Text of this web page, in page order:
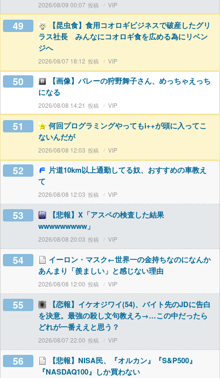
2026/08/09 00:07 VIP
49
【昆虫食】食用コオロギビジネスで破産したグリ
ラス社長 みんなにコオロギ食を広める為にリベン
ジへ
2026/08/07 18:12 VIP
50
【画像】バレーの狩野舞子さん、めっちゃえっち
になる
2026/08/08 14:21 VIP
51
何回プログラミングやってもi++が頭に入ってこ
ないんだが
2026/08/08 12:03 VIP
52
片道10km以上通勤してる奴、おすすめの車教え
て
2026/08/08 12:03 VIP
53
【悲報】X「アスペの検査した結果
wwwwwwwww」
2026/08/08 20:03 VIP
54
イーロン・マスク←世界一の金持ちなのになんか
あんまり「羨ましい」と感じない理由
2026/08/08 12:00 VIP
55
【恋報】イケオジワイ(54)、バイト先のJDに告白
を決意。最強の殺し文句教えろ→…この中だったら
どれが一番ええと思う？
2026/08/07 22:00 VIP
56
【悲報】NISA民、『オルカン』『S&P500』
『NASDAQ100』しか買わない